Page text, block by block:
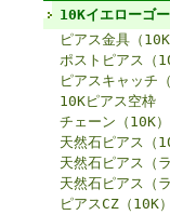
10Kイエローゴ
ピアス金具（10K
ポストピアス（
ピアスキャッチ
10Kピアス空枠
チェーン（10K）
天然石ピアス（
天然石ピアス（ラ
天然石ピアス（ラ
ピアスCZ（10K）